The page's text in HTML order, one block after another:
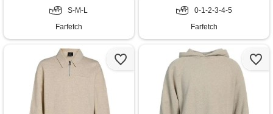
S-M-L
Farfetch
0-1-2-3-4-5
Farfetch